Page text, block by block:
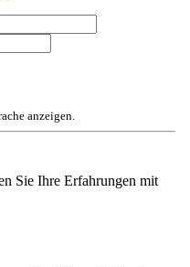
anzeigen.
Sie Ihre Erfahrungen mit